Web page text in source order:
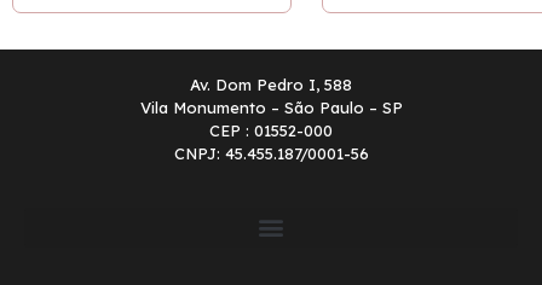
Av. Dom Pedro I, 588
Vila Monumento – São Paulo – SP
CEP : 01552-000
CNPJ: 45.455.187/0001-56